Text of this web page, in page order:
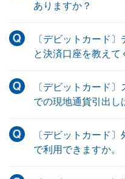
ありますか？
〔デビットカード
と決済口座を教えて
〔デビットカード
での現地通貨引出し
〔デビットカード
で利用できますか。